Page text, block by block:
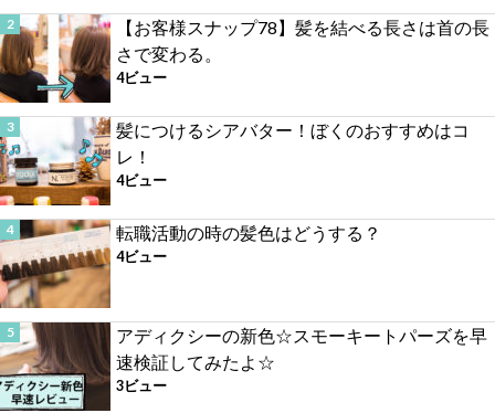
【お客様スナップ78】髪を結べる長さは首の長
さで変わる。
4ビュー
髪につけるシアバター！ぼくのおすすめはコ
レ！
4ビュー
転職活動の時の髪色はどうする？
4ビュー
アディクシーの新色☆スモーキートパーズを早
速検証してみたよ☆
3ビュー